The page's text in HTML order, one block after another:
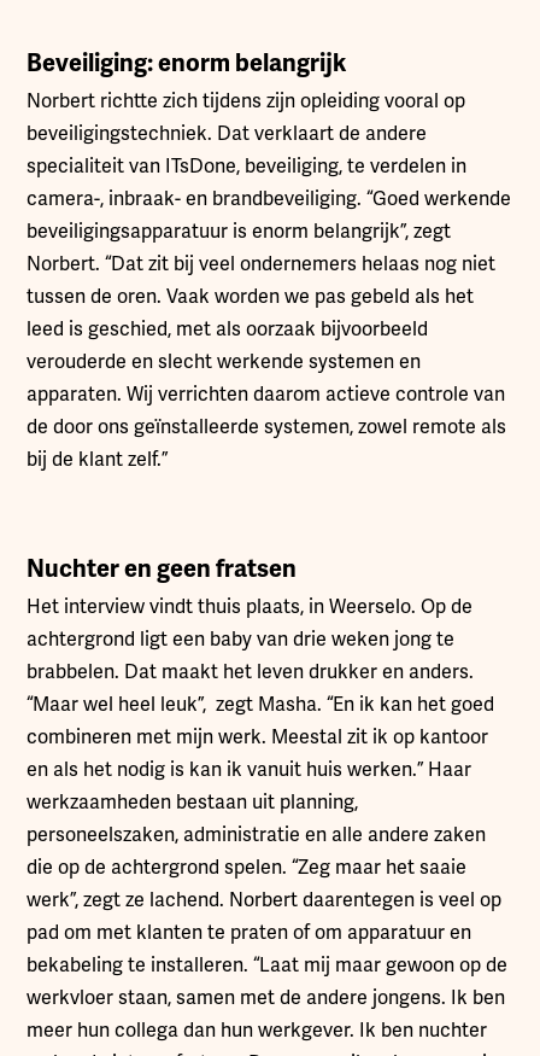
Beveiliging: enorm belangrijk
Norbert richtte zich tijdens zijn opleiding vooral op
beveiligingstechniek. Dat verklaart de andere
specialiteit van ITsDone, beveiliging, te verdelen in
camera-, inbraak- en brandbeveiliging. “Goed werkende
beveiligingsapparatuur is enorm belangrijk”, zegt
Norbert. “Dat zit bij veel ondernemers helaas nog niet
tussen de oren. Vaak worden we pas gebeld als het
leed is geschied, met als oorzaak bijvoorbeeld
verouderde en slecht werkende systemen en
apparaten. Wij verrichten daarom actieve controle van
de door ons geïnstalleerde systemen, zowel remote als
bij de klant zelf.”
Nuchter en geen fratsen
Het interview vindt thuis plaats, in Weerselo. Op de
achtergrond ligt een baby van drie weken jong te
brabbelen. Dat maakt het leven drukker en anders.
“Maar wel heel leuk”, zegt Masha. “En ik kan het goed
combineren met mijn werk. Meestal zit ik op kantoor
en als het nodig is kan ik vanuit huis werken.” Haar
werkzaamheden bestaan uit planning,
personeelszaken, administratie en alle andere zaken
die op de achtergrond spelen. “Zeg maar het saaie
werk”, zegt ze lachend. Norbert daarentegen is veel op
pad om met klanten te praten of om apparatuur en
bekabeling te installeren. “Laat mij maar gewoon op de
werkvloer staan, samen met de andere jongens. Ik ben
meer hun collega dan hun werkgever. Ik ben nuchter